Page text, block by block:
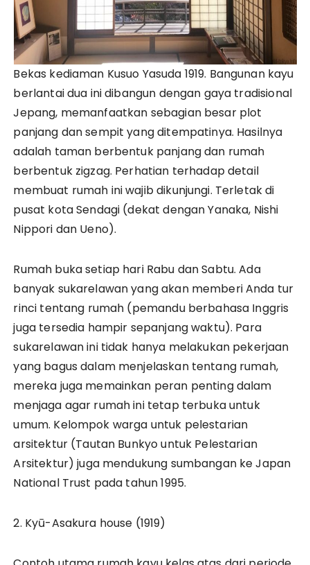
Bekas kediaman Kusuo Yasuda 1919. Bangunan kayu
berlantai dua ini dibangun dengan gaya tradisional
Jepang, memanfaatkan sebagian besar plot
panjang dan sempit yang ditempatinya. Hasilnya
adalah taman berbentuk panjang dan rumah
berbentuk zigzag. Perhatian terhadap detail
membuat rumah ini wajib dikunjungi. Terletak di
pusat kota Sendagi (dekat dengan Yanaka, Nishi
Nippori dan Ueno).
Rumah buka setiap hari Rabu dan Sabtu. Ada
banyak sukarelawan yang akan memberi Anda tur
rinci tentang rumah (pemandu berbahasa Inggris
juga tersedia hampir sepanjang waktu). Para
sukarelawan ini tidak hanya melakukan pekerjaan
yang bagus dalam menjelaskan tentang rumah,
mereka juga memainkan peran penting dalam
menjaga agar rumah ini tetap terbuka untuk
umum. Kelompok warga untuk pelestarian
arsitektur (Tautan Bunkyo untuk Pelestarian
Arsitektur) juga mendukung sumbangan ke Japan
National Trust pada tahun 1995.
2. Kyū-Asakura house (1919)